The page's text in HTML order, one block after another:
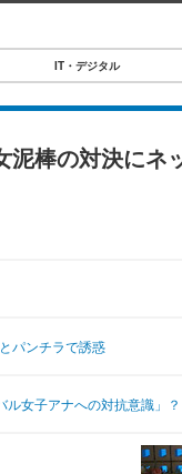
タルTOP
楽
ット
他
IT・デジタル
棒の対決にネ
パンチラで誘惑
ル女子アナへの対抗意識」